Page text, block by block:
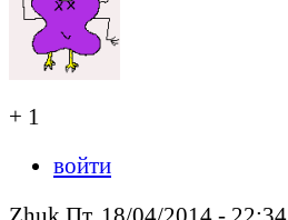
+ 1
войти